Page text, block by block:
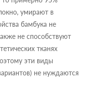
умирают в
бамбука не
не способствуют
тканях
эти виды
не нуждаются